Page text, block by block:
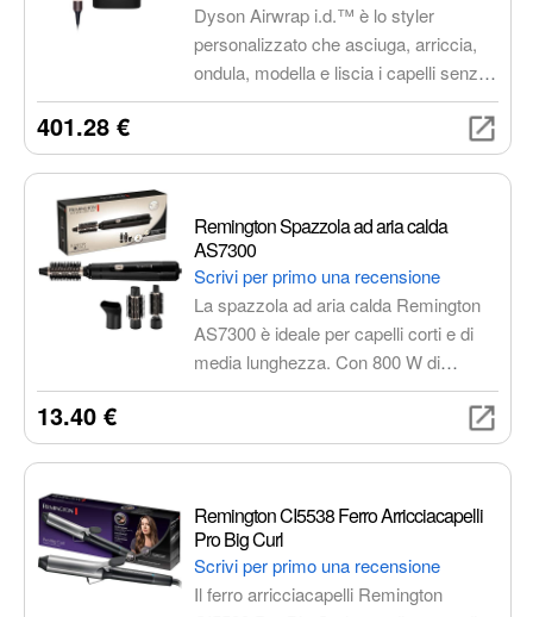
Dyson Airwrap i.d.™ è lo styler
personalizzato che asciuga, arriccia,
ondula, modella e liscia i capelli senza
danneggiarli con il calore. Grazie
all'app dedicata, puoi creare un profilo
di acconciatura su misura e
Versatile, innovativo e dal design
elegante in Rosa Ceramica e Oro
Rosa.
401.28 €
Remington Spazzola ad aria calda
AS7300
Scrivi per primo una recensione
La spazzola ad aria calda Remington
AS7300 è ideale per capelli corti e di
media lunghezza. Con 800 W di
potenza, 2 livelli di temperatura e
l'acconciatura e 3 accessori, ti
impeccabile in pochi minuti.
13.40 €
Remington CI5538 Ferro Arricciacapelli
Pro Big Curl
Scrivi per primo una recensione
Il ferro arricciacapelli Remington